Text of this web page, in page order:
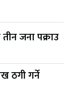
जना पक्राउ
ठगी गर्ने